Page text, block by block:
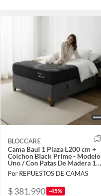
BLOCCARE
Cama Baul 1 Plaza L200 cm +
Colchon Black Prime - Modelo
Uno / Con Patas De Madera 11
cm
Por REPUESTOS DE CAMAS
$ 381.990 -45%